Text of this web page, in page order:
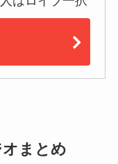
まとめ